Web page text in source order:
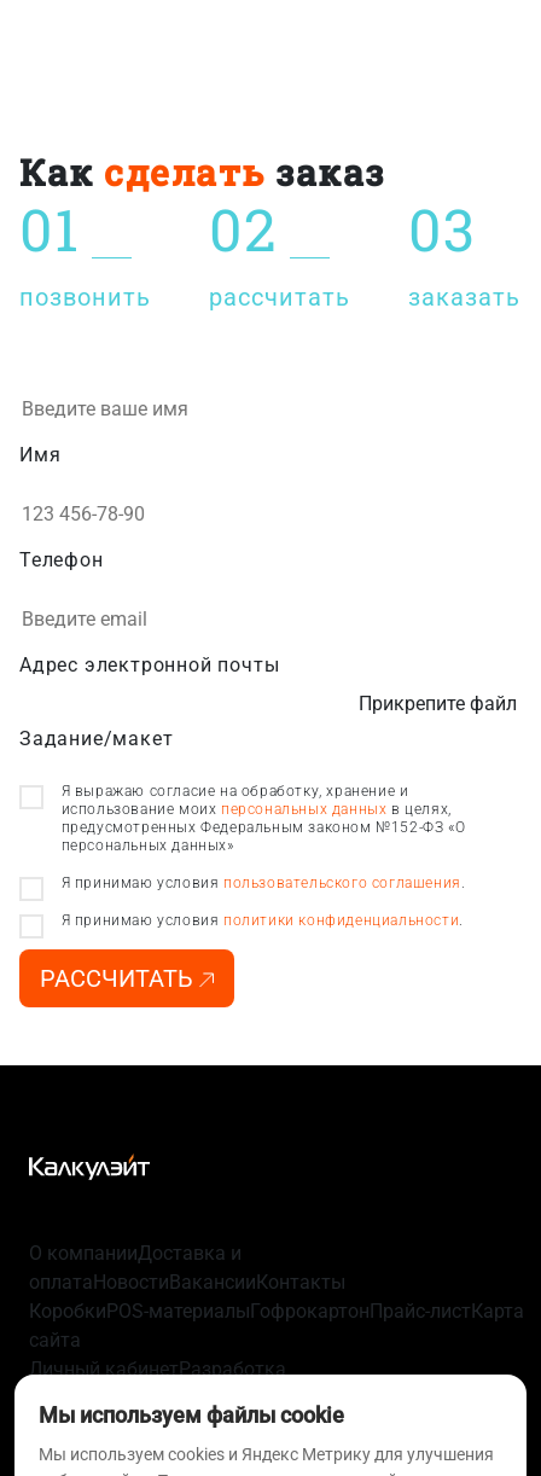
Как сделать заказ
01
позвонить
02
рассчитать
03
заказать
Имя
Телефон
Адрес электронной почты
Задание/макет
Прикрепите файл
Я выражаю согласие на обработку, хранение и
использование моих персональных данных в целях,
предусмотренных Федеральным законом №152-ФЗ «О
персональных данных»
Я принимаю условия пользовательского соглашения
Я принимаю условия политики конфиденциальности
РАССЧИТАТЬ
О компанииДоставка и
оплатаНовостиВакансииКонтакты
КоробкиPOS-материалыГофрокартонПрайс-листКарта
сайта
Личный кабинетРазработка
конфиденциальностиПользовательское
соглашениеСогласие на обработку персональных
Мы используем файлы cookie
Мы используем cookies и Яндекс Метрику для улучшения